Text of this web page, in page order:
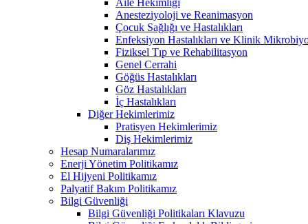
Anesteziyoloji ve Reanimasyon
Çocuk Sağlığı ve Hastalıkları
Enfeksiyon Hastalıkları ve Klinik
Fiziksel Tıp ve Rehabilitasyon
Genel Cerrahi
Göğüs Hastalıkları
Göz Hastalıkları
İç Hastalıkları
Diğer Hekimlerimiz
Pratisyen Hekimlerimiz
Diş Hekimlerimiz
Hesap Numaralarımız
Enerji Yönetim Politikamız
El Hijyeni Politikamız
Palyatif Bakım Politikamız
Bilgi Güvenliği
Bilgi Güvenliği Politikaları Klavuzu